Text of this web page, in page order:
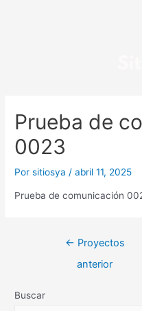
Prueba de
0023
Porsitiosya/abril 11, 2025
Prueba de comunicación
← Proyectos
anterior
Buscar